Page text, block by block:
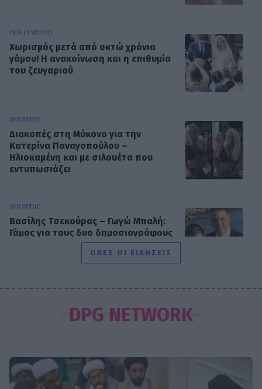
HOLLYWOOD
Χωρισμός μετά από οκτώ χρόνια
γάμου! Η ανακοίνωση και η επιθυμία
του ζευγαριού
SHOWBIZ
Διακοπές στη Μύκονο για την
Κατερίνα Παναγοπούλου –
Ηλιοκαμένη και με σιλουέτα που
εντυπωσιάζει
SHOWBIZ
Βασίλης Τσεκούρας – Γωγώ Μπαλή:
Γάμος για τους δυο δημοσιογράφους
του Mega - Πότε παντρεύονται
Παυλίνα Βουλγαράκη: Η μουσική
στιγμή με την κόρη της που
SHOWBIZ
ΟΛΕΣ ΟΙ ΕΙΔΗΣΕΙΣ
DPG NETWORK